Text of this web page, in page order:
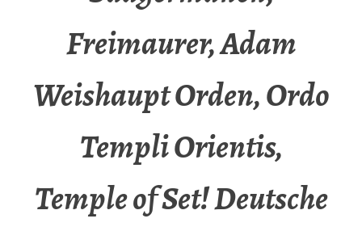
Freimaurer, Adam
Weishaupt Orden, Ordo
Templi Orientis,
Temple of Set! Deutsche